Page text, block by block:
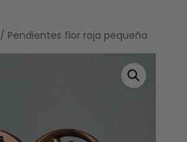
/ Pendientes flor roja pequeña